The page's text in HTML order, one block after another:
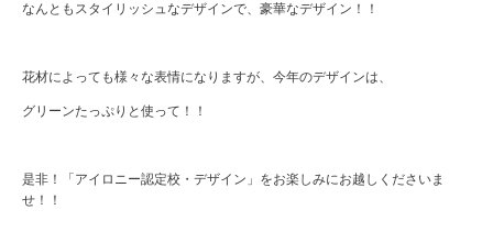
なんともスタイリッシュなデザインで、豪華なデザイン！！
花材によっても様々な表情になりますが、今年のデザインは、
グリーンたっぷりと使って！！
是非！「アイロニー認定校・デザイン」をお楽しみにお越しくださいま
せ！！